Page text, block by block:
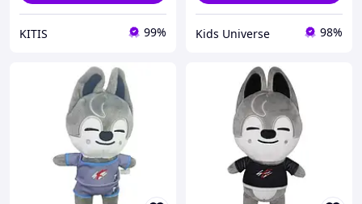
KITIS 99% Kids Universe 98%